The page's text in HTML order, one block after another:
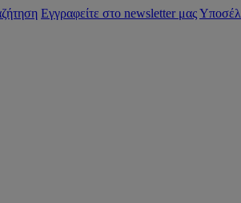
Εγγραφείτε στο newsletter μας